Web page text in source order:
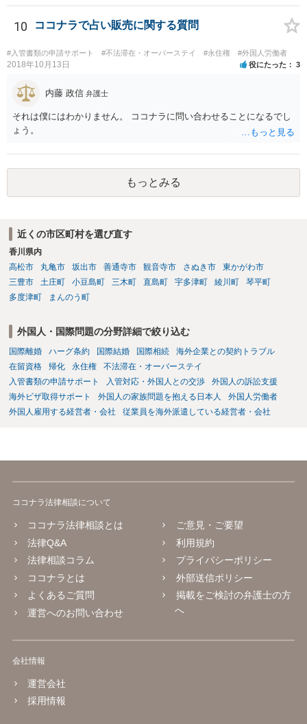
10 ココナラで占い販売に関する質問
#入管書類の申請サポート #不法滞在・オーバーステイ #永住権 #外国人労働者
2018年10月13日 役にたった 3
内藤 政信 弁護士
それは僕にはわかりません。 ココナラに問い合わせることになるでし
ょう。
もっとみる
近くの市区町村を選び直す
香川県内
高松市
丸亀市 坂出市 善通寺市 観音寺市 さぬき市
東かがわ市
三豊市
土庄町 小豆島町 三木町 直島町 宇多津町 綾川町
琴平町
多度津町
まんのう町
外国人・国際問題の分野詳細で絞り込む
国際離婚 ハーグ条約 国際結婚 国際相続
海外企業との契約トラブル
在留資格
帰化 永住権
不法滞在・オーバーステイ
入管書類の申請サポート
入管対応・外国人との交渉
外国人の訴訟支援
海外ビザ取得サポート
外国人の家族問題を抱える日本人
外国人労働者
外国人雇用する経営者・会社
従業員を海外派遣している経営者・会社
ココナラ法律相談について
ココナラ法律相談とは
法律Q&A
法律相談コラム
ココナラとは
よくあるご質問
運営へのお問い合わせ
ご意見・ご要望
利用規約
プライバシーポリシー
外部送信ポリシー
掲載をご検討の弁護士の方
へ
会社情報
運営会社
採用情報